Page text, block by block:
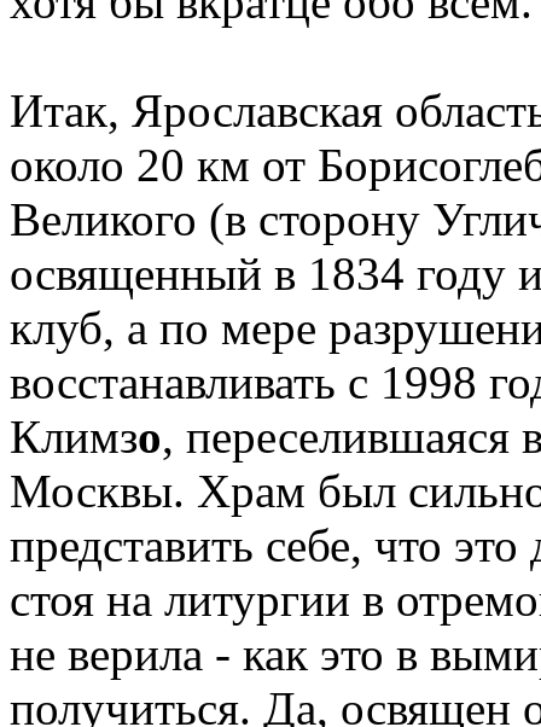
Итак, Ярославская
около 20 км от
Великого (в сторону
освященный в 1834 году
клуб, а по мере
восстанавливать с 1998
Климзо, переселившаяся
Москвы. Храм был
представить себе, что
стоя на литургии в
не верила - как это в
получиться. Да, освящен